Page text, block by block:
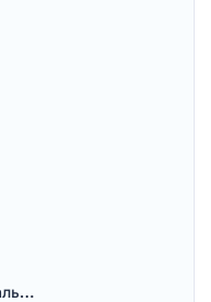
Одноклассники: Социальная сеть